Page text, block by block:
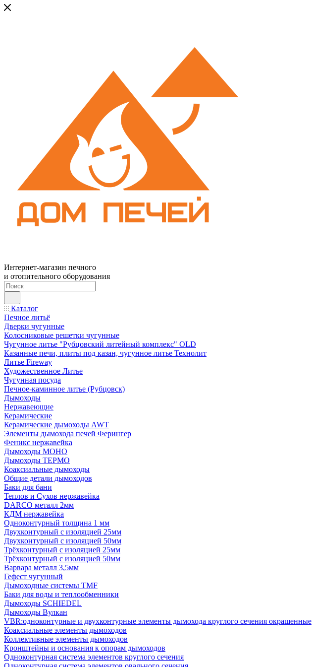
Интернет-магазин печного
и отопительного оборудования
Каталог
Печное литьё
Дверки чугунные
Колосниковые решетки чугунные
Чугунное литье "Рубцовский литейный комплекс" OLD
Казанные печи, плиты под казан, чугунное литье Технолит
Литье Fireway
Художественное Литье
Чугунная посуда
Печное-каминное литье (Рубцовск)
Дымоходы
Нержавеющие
Керамические
Керамические дымоходы AWT
Элементы дымохода печей Ферингер
Феникс нержавейка
Дымоходы МОНО
Дымоходы ТЕРМО
Коаксиальные дымоходы
Общие детали дымоходов
Баки для бани
Теплов и Сухов нержавейка
DARCO металл 2мм
КДМ нержавейка
Одноконтурный толщина 1 мм
Двухконтурный с изоляцией 25мм
Двухконтурный с изоляцией 50мм
Трёхконтурный с изоляцией 25мм
Трёхконтурный с изоляцией 50мм
Варвара металл 3,5мм
Гефест чугунный
Дымоходные системы TMF
Баки для воды и теплообменники
Дымоходы SCHIEDEL
Дымоходы Вулкан
VBR:одноконтурные и двухконтурные элементы дымохода круглого сечения окрашенные
Коаксиальные элементы дымоходов
Коллективные элементы дымоходов
Кронштейны и основания к опорам дымоходов
Одноконтурная система элементов круглого сечения